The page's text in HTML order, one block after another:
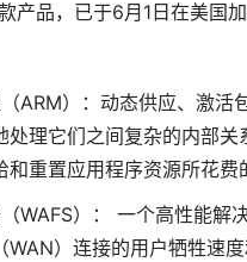
品，已于6月1日在美国
ARM）：动态供应、激活
处理它们之间复杂的内部
重置应用程序资源所花费
WAFS）： 一个高性能解
WAN）连接的用户牺牲速